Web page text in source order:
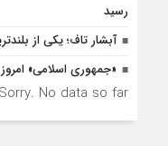
رسید
آبشار تاف؛ یکی از
«جمهوری اسلامی»
Sorry. No data so far.